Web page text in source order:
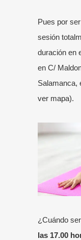
Pues por
sesión
duración en
en C/
Salamanca,
ver mapa).
¿Cuándo
las 17.00